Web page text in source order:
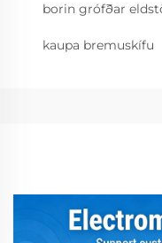
borin grófðar
kaupa bremuskífu